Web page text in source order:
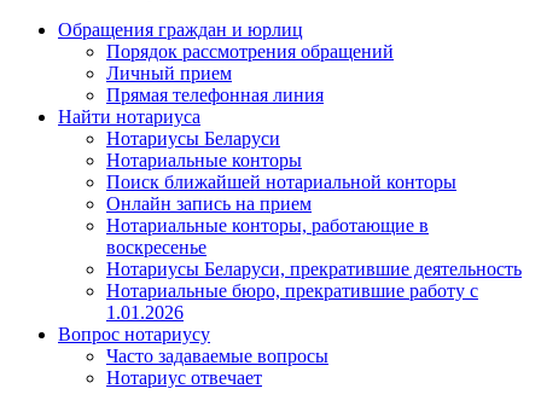
Обращения граждан и юрлиц
Порядок рассмотрения обращений
Личный прием
Прямая телефонная линия
Найти нотариуса
Нотариусы Беларуси
Нотариальные конторы
Поиск ближайшей нотариальной конторы
Онлайн запись на прием
Нотариальные конторы, работающие в
воскресенье
Нотариусы Беларуси, прекратившие деятельность
Нотариальные бюро, прекратившие работу с
1.01.2026
Вопрос нотариусу
Часто задаваемые вопросы
Нотариус отвечает